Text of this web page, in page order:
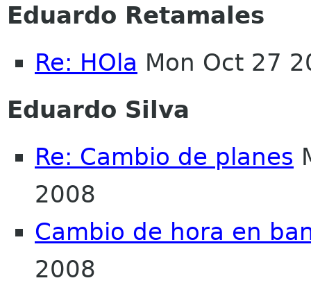
Eduardo Retamales
Re: HOla Mon Oct 27
Eduardo Silva
Re: Cambio de planes
2008
Cambio de hora en
2008